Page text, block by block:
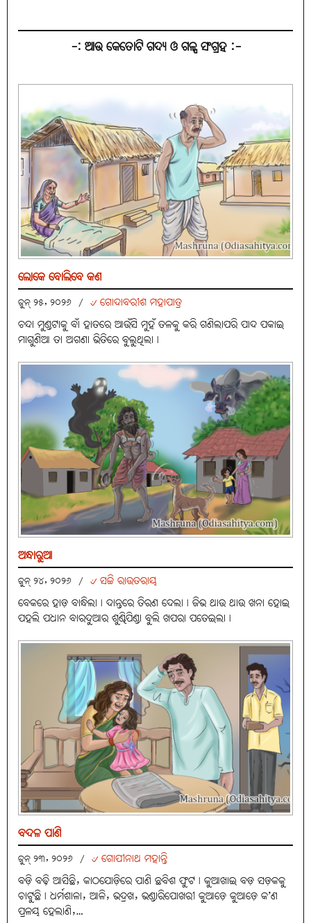
-: ଆଉ କେତୋଟି ଗଦ୍ୟ ଓ ଗଳ୍ପ ସଂଗ୍ରହ :-
ଲୋକେ ବୋଲିବେ କଣ
ଜୁନ୍ ୨୫, ୨୦୨୬ / ୰ ଗୋଦାବରୀଶ ମହାପାତ୍ର
ଚନ୍ଦା ମୁଣ୍ଡଟାକୁ ବାଁ ହାତରେ ଆଉଁସି ମୁହଁ ତଳକୁ କରି ଗଣିଲାପରି ପାଦ ପକାଇ
ମାଗୁଣିଆ ତା ଅଗଣା ଭିତିରେ ବୁଲୁଥିଲା।
ଅନ୍ଧାରୁଆ
ଜୁନ୍ ୨୪, ୨୦୨୬ / ୰ ସଚ୍ଚି ରାଉତରାୟ
ବେକରେ ହାଡ଼ ବାନ୍ଧିଲା। ଦାନ୍ତରେ ତିରଣ ଦେଲା। ଜିଭ ଥାଉ ଥାଉ ଖନା ହୋଇ
ପହଲି ପଧାନ ବାରଦୁଆର ଶୁଣ୍ଢିପିଣ୍ଡା ବୁଲି ଖପରା ପତେଇଲା।
ବଦଳ ପାଣି
ଜୁନ୍ ୨୩, ୨୦୨୬ / ୰ ଗୋପୀନାଥ ମହାନ୍ତି
ବଡ଼ି ବଢ଼ି ଆସିଛି, କାଠଯୋଡ଼ିରେ ପାଣି ଛବିଶ ଫୁଟ। କୁଆଖାଇ ବଡ଼ ସଡ଼କକୁ
ଚାଟୁଛି। ଧର୍ମଶାଳା, ଆଳି, ଭଦ୍ରଖ, ଭଣ୍ଡାରିପୋଖରୀ କୁଆଡ଼େ କୁଆଡ଼େ କ’ଣ
ପ୍ରଳୟ ହେଲାଣି,…